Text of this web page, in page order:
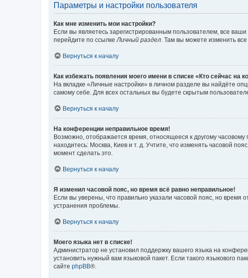
Параметры и настройки пользователя
Как мне изменить мои настройки?
Если вы являетесь зарегистрированным пользователем, все
перейдите по ссылке Личный раздел . Там вы можете изменить
Вернуться к началу
Как избежать появления моего имени в списке «Кто сейчас на
На вкладке «Личные настройки» в личном разделе вы найдёте
самому себе. Для всех остальных вы будете скрытым
Вернуться к началу
На конференции неправильное время!
Возможно, отображается время, относящееся к другому часовому
находитесь: Москва, Киев и т. д. Учтите, что изменять часовой
момент сделать это.
Вернуться к началу
Я изменил часовой пояс, но время всё равно неправильное!
Если вы уверены, что правильно указали часовой пояс, но
устранения проблемы.
Вернуться к началу
Моего языка нет в списке!
Администратор не установил поддержку вашего языка на
установить нужный вам языковой пакет. Если такого языкового
сайте phpBB®.